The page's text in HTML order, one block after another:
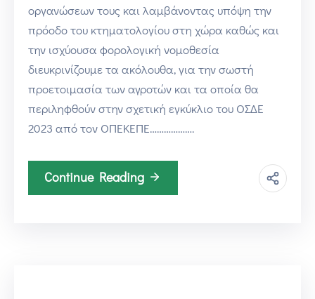
οργανώσεων τους και λαμβάνοντας υπόψη την
πρόοδο του κτηματολογίου στη χώρα καθώς και
την ισχύουσα φορολογική νομοθεσία
διευκρινίζουμε τα ακόλουθα, για την σωστή
προετοιμασία των αγροτών και τα οποία θα
περιληφθούν στην σχετική εγκύκλιο του ΟΣΔΕ
2023 από τον ΟΠΕΚΕΠΕ……………….
Continue Reading